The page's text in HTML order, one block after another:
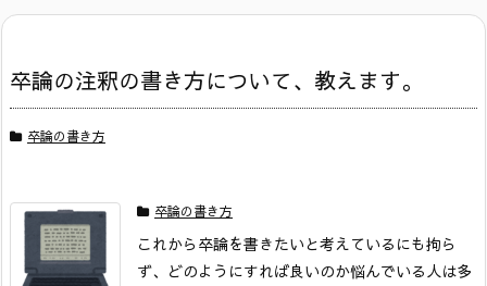
卒論の注釈の書き方について、教えます。
卒論の書き方
卒論の書き方
これから卒論を書きたいと考えているにも拘ら
ず、どのようにすれば良いのか悩んでいる人は多